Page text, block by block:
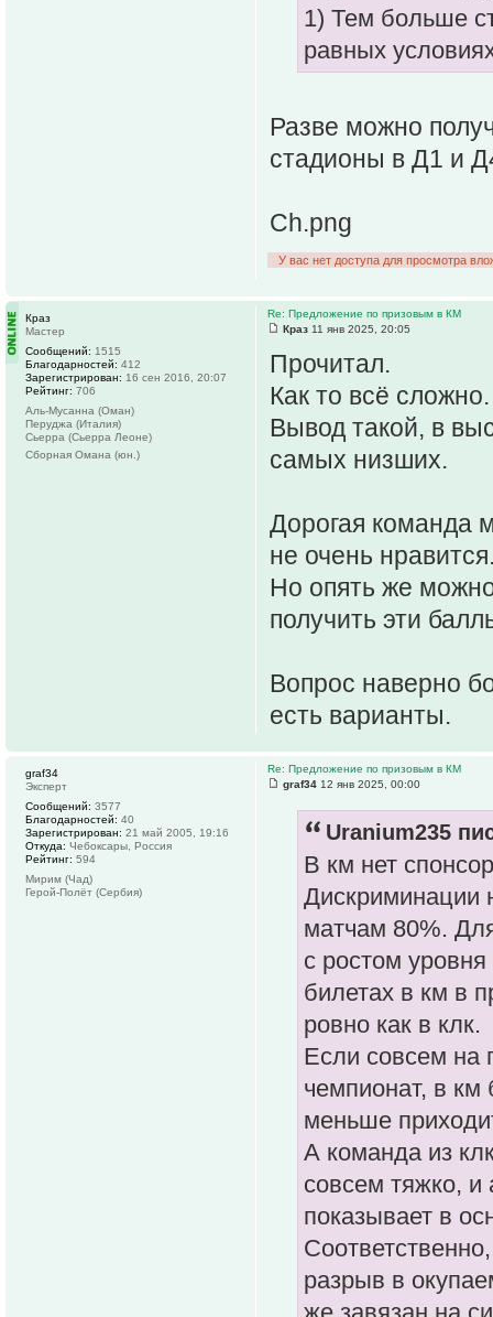
1) Тем больше
равных
Разве можно
стадионы в Д1 и
Ch.png
У вас нет доступа для просмотра
Re: Предложение по призовым в КМ
Краз 11 янв 2025, 20:05
Прочитал.
Как то всë сложно.
Вывод такой, в
самых низших.
Дорогая команда
не очень
Но опять же
получить эти
Вопрос наверно
есть варианты.
Краз
Мастер
Сообщений: 1515
Благодарностей: 412
Зарегистрирован: 16 сен 2016, 20:07
Рейтинг: 706
Аль-Мусанна (Оман)
Перуджа (Италия)
Сьерра (Сьерра Леоне)
Сборная Омана (юн.)
Re: Предложение по призовым в КМ
graf34 12 янв 2025, 00:00
Uranium235
В км нет
Дискриминации
матчам 80%.
с ростом уровня
билетах в км в
ровно как в клк.
Если совсем на
чемпионат, в км
меньше
А команда из
совсем тяжко, и
показывает в
разрыв в
graf34
Эксперт
Сообщений: 3577
Благодарностей: 40
Зарегистрирован: 21 май 2005, 19:16
Откуда: Чебоксары, Россия
Рейтинг: 594
Мирим (Чад)
Герой-Полёт (Сербия)